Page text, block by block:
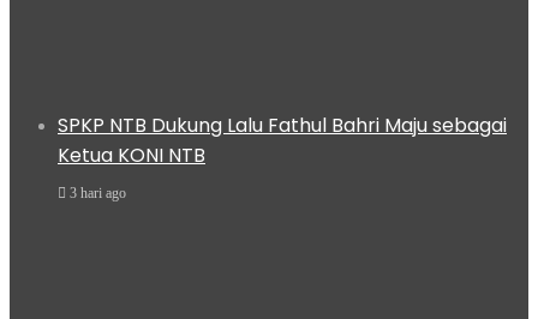
SPKP NTB Dukung Lalu Fathul Bahri Maju sebagai
Ketua KONI NTB
3 hari ago